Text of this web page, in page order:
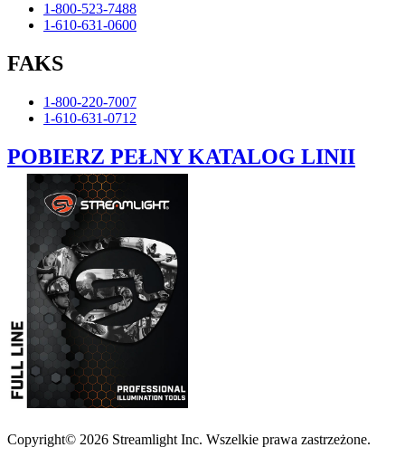
1-800-523-7488
1-610-631-0600
FAKS
1-800-220-7007
1-610-631-0712
POBIERZ PEŁNY KATALOG LINII
Copyright© 2026 Streamlight Inc. Wszelkie prawa zastrzeżone.